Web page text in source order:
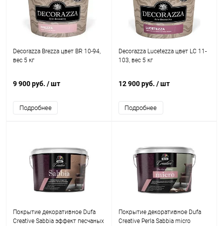
Decorazza Brezza цвет BR 10-94,
вес 5 кг
9 900 руб. / шт
Подробнее
Decorazza Lucetezza цвет LC 11-
103, вес 5 кг
12 900 руб. / шт
Подробнее
Покрытие декоративное Dufa
Creative Sabbia эффект песчаных
Покрытие декоративное Dufa
Creative Perla Sabbia micro